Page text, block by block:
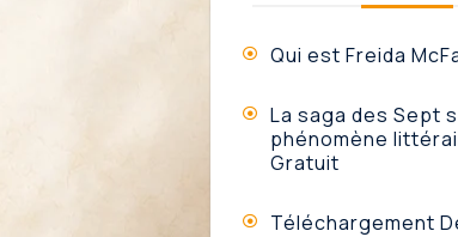
Qui est Freida
La saga des Sept
phénomène
Gratuit
Téléchargement